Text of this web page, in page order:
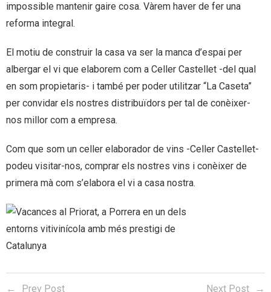
impossible mantenir gaire cosa. Vàrem haver de fer una
reforma integral.
El motiu de construir la casa va ser la manca d’espai per
albergar el vi que elaborem com a Celler Castellet -del qual
en som propietaris- i també per poder utilitzar “La Caseta”
per convidar els nostres distribuïdors per tal de conèixer-
nos millor com a empresa.
Com que som un celler elaborador de vins -Celler Castellet-
podeu visitar-nos, comprar els nostres vins i conèixer de
primera mà com s’elabora el vi a casa nostra.
Prev Post Next Post